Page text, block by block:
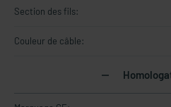
Section des fils:
Couleur de câble: